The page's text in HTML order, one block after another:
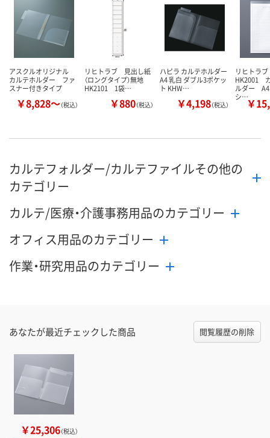
アスクルオリジナル
カルテホルダー ファ
スナー付きタイプ
￥8,828～（税込）
リヒトラブ 見出し紙
（ロングタイプ）無地
HK2101 1袋…
￥880（税込）
ハピラ カルテホルダー
A4 乳白 ダブル3ポケッ
ト KHW…
￥4,198（税込）
リヒトラ
HK2001
ルダー
シ…￥
カルテフォルダー/カルテファイルその他の
カテゴリー
カルテ/医療・介護事務用品のカテゴリー
オフィス用品のカテゴリー
作業・研究用品のカテゴリー
あなたが最近チェックした商品 閲覧履歴の削除
￥25,306（税込）